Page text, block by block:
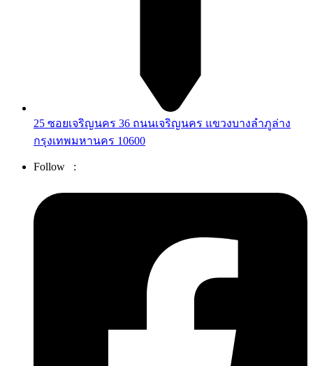
25 ซอยเจริญนคร 36 ถนนเจริญนคร แขวงบางลำภูล่าง
กรุงเทพมหานคร 10600
Follow :